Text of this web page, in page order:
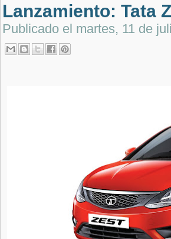
Lanzamiento: Tata
Publicado el martes, 11 de